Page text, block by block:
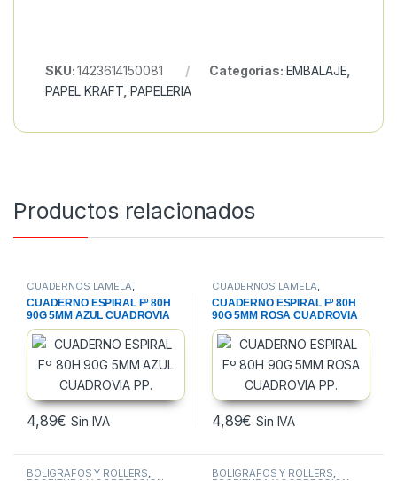
SKU:1423614150081 Categorías: EMBALAJE
PAPEL KRAFT ,PAPELERIA
Productos relacionados
CUADERNOS LAMELA,
CUADERNOS, BLOCS Y PAPEL
PAPELERIA
CUADERNO ESPIRAL Fº 80H
90G 5MM AZUL CUADROVIA
PP.
4,89€ Sin IVA
CUADERNOS LAMELA,
CUADERNOS, BLOCS Y PAPEL
PAPELERIA
CUADERNO ESPIRAL Fº 80H
90G 5MM ROSA CUADROVIA
PP.
4,89€ Sin IVA
BOLIGRAFOS Y ROLLERS, BOLIGRAFOS Y ROLLERS,